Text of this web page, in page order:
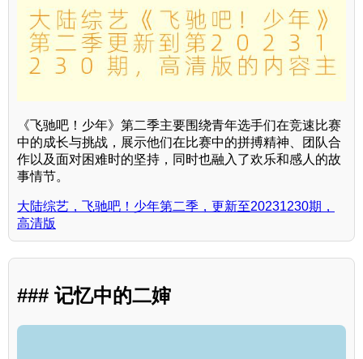
《飞驰吧！少年》第二季主要围绕青年选手们在竞速比赛
中的成长与挑战，展示他们在比赛中的拼搏精神、团队合
作以及面对困难时的坚持，同时也融入了欢乐和感人的故
事情节。
大陆综艺，飞驰吧！少年第二季，更新至20231230期，
高清版
### 记忆中的二婶